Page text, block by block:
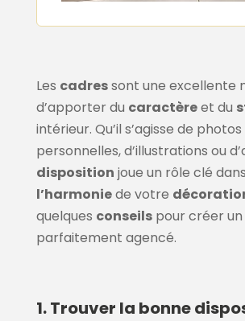
Les cadressont une excellente
d’apporter du caractèreet du
intérieur. Qu’il s’agisse de photos
personnelles, d’illustrations ou
disposition joue un rôle clé dans
l’harmoniede votre
quelques conseilspour créer
parfaitement agencé.
1. Trouver la bonne